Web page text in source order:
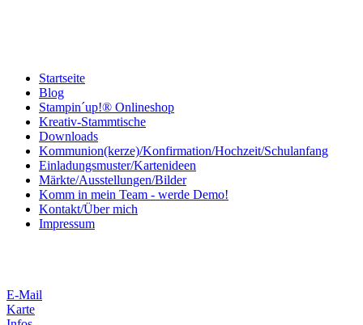
Startseite
Blog
Stampin´up!® Onlineshop
Kreativ-Stammtische
Downloads
Kommunion(kerze)/Konfirmation/Hochzeit/Schulanfang
Einladungsmuster/Kartenideen
Märkte/Ausstellungen/Bilder
Komm in mein Team - werde Demo!
Kontakt/Über mich
Impressum
E-Mail
Karte